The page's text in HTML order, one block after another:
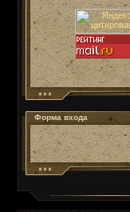
Форма входа